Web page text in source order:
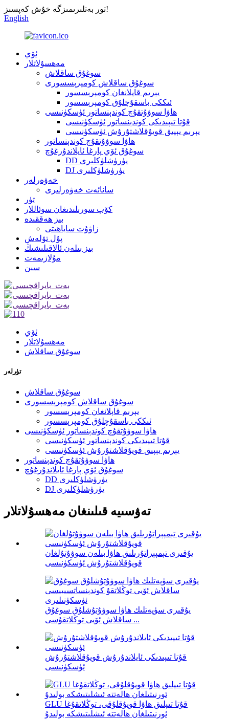
تور بەتلىرىمىزگە خۇش كەپسىز!
English
ئۆي
مەھسۇلاتلار
سوغۇق ساقلاش
سوغۇق ساقلاش كومپرېسسورى
يېرىم قاپلانغان كومپرېسسور
ئىككى باسقۇچلۇق كومپرېسسور
ھاۋا سوۋۇتقۇچ كوندېنساتور ئۈسكۈنىسى
قۇتا تىپىدىكى كوندېنساتور ئۈسكۈنىسى
يېرىم يېپىق قويۇقلاشتۇرۇش ئۈسكۈنىسى
ھاۋا سوۋۇتقۇچ كوندېنساتور
سوغۇق ئۆي پارغا ئايلاندۇرغۇچ
DD يۈرۈشلۈكلىرى
DJ يۈرۈشلۈكلىرى
خەۋەرلەر
سانائەت خەۋەرلىرى
تۈر
كۆپ سورىلىدىغان سوئاللار
بىز ھەققىدە
زاۋۇت ساياھىتى
پۇل تۆلەش
بىز بىلەن ئالاقىلىشىڭ
مۇلازىمەت
سىن
ئۆي
مەھسۇلاتلار
سوغۇق ساقلاش
تۈرلەر
سوغۇق ساقلاش
سوغۇق ساقلاش كومپرېسسورى
يېرىم قاپلانغان كومپرېسسور
ئىككى باسقۇچلۇق كومپرېسسور
ھاۋا سوۋۇتقۇچ كوندېنساتور ئۈسكۈنىسى
قۇتا تىپىدىكى كوندېنساتور ئۈسكۈنىسى
يېرىم يېپىق قويۇقلاشتۇرۇش ئۈسكۈنىسى
ھاۋا سوۋۇتقۇچ كوندېنساتور
سوغۇق ئۆي پارغا ئايلاندۇرغۇچ
DD يۈرۈشلۈكلىرى
DJ يۈرۈشلۈكلىرى
تەۋسىيە قىلىنغان مەھسۇلاتلار
يۇقىرى تېمپېراتۇرىلىق ھاۋا بىلەن سوۋۇتۇلغان
قويۇقلاشتۇرۇش ئۈسكۈنىسى
يۇقىرى سۈپەتلىك ھاۋا سوۋۇتۇشلۇق سوغۇق
ساقلاش ئۆيى توڭلاتقۇسى ...
قۇتا تىپىدىكى ئايلاندۇرۇش قويۇقلاشتۇرۇش
ئۈسكۈنىسى
GLU قۇتا تىپلىق ھاۋا قويۇقلۇقى، توڭلاتقۇغا
ئورنىتىلغان ھالەتتە ئىشلىتىشكە بولىدۇ